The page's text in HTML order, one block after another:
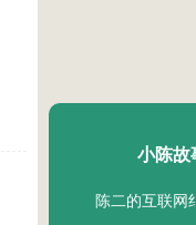
陈二
小陈故
陈二的互联网